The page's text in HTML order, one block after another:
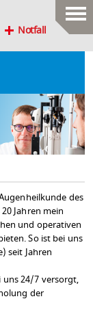
Notfall
des
Jahren mein
und operativen
So ist bei uns
seit Jahren
24/7 versorgt,
der